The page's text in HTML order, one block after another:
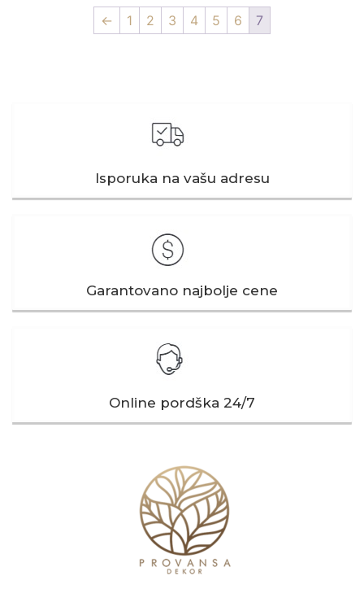
← 1 2 3 4 5 6 7
Isporuka na vašu adresu
Garantovano najbolje cene
Online pordška 24/7